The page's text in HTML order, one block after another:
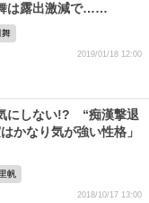
は露出激減で……
舞
2019/01/18 12:00
にしない!? “痴漢撃退
かなり気が強い性格」
帆
2018/10/17 13:00